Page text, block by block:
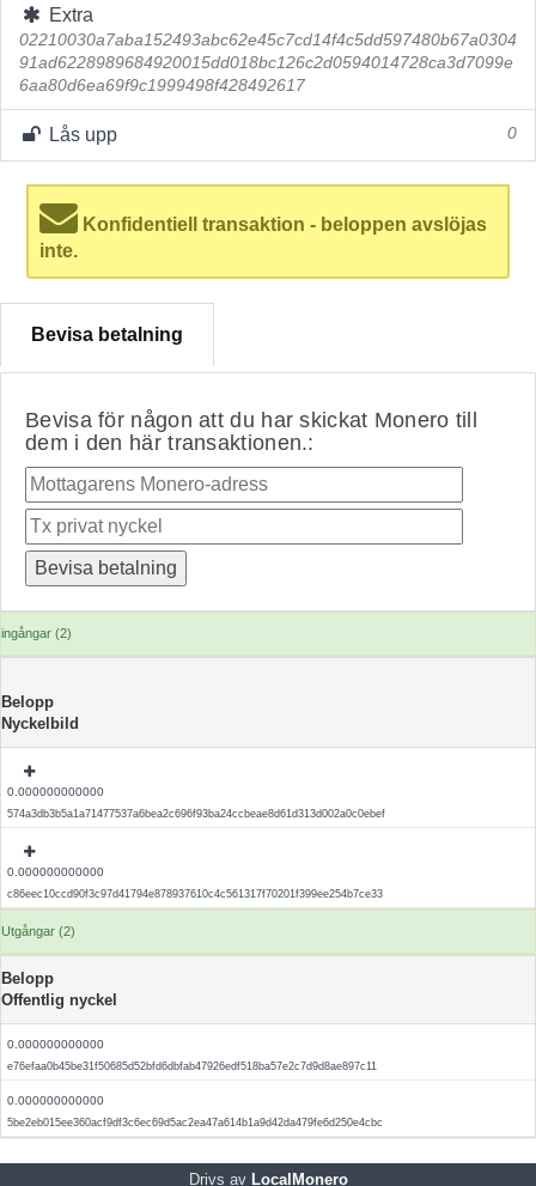
Extra
02210030a7aba152493abc62e45c7cd14f4c5dd597480b67a0304
91ad6228989684920015dd018bc126c2d0594014728ca3d7099e
6aa80d6ea69f9c1999498f428492617
Lås upp 0
Konfidentiell transaktion - beloppen avslöjas
inte.
Bevisa betalning
Bevisa för någon att du har skickat Monero till
dem i den här transaktionen.:
ingångar (2)
Belopp
Nyckelbild
0.000000000000
574a3db3b5a1a71477537a6bea2c696f93ba24ccbeae8d61d313d002a0c0ebef
0.000000000000
c86eec10ccd90f3c97d41794e878937610c4c561317f70201f399ee254b7ce33
Utgångar (2)
Belopp
Offentlig nyckel
0.000000000000
e76efaa0b45be31f50685d52bfd6dbfab47926edf518ba57e2c7d9d8ae897c11
0.000000000000
5be2eb015ee360acf9df3c6ec69d5ac2ea47a614b1a9d42da479fe6d250e4cbc
Drivs avLocalMonero